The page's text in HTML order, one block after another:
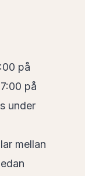
på
på
under
mellan